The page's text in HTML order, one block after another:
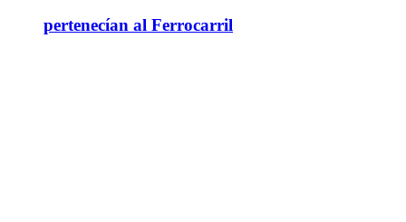
pertenecían al Ferrocarril